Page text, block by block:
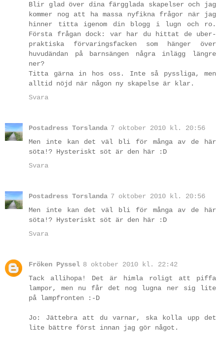
Blir glad över dina färgglada skapelser och jag
kommer nog att ha massa nyfikna frågor när jag
hinner titta igenom din blogg i lugn och ro.
Första frågan dock: var har du hittat de uber-
praktiska förvaringsfacken som hänger över
huvudändan på barnsängen några inlägg längre
ner?
Titta gärna in hos oss. Inte så pyssliga, men
alltid nöjd när någon ny skapelse är klar.
Svara
Postadress Torslanda 7 oktober 2010 kl. 20:56
Men inte kan det väl bli för många av de här
söta!? Hysteriskt söt är den här :D
Svara
Postadress Torslanda 7 oktober 2010 kl. 20:56
Men inte kan det väl bli för många av de här
söta!? Hysteriskt söt är den här :D
Svara
Fröken Pyssel 8 oktober 2010 kl. 22:42
Tack allihopa! Det är himla roligt att piffa
lampor, men nu får det nog lugna ner sig lite
på lampfronten :-D
Jo: Jättebra att du varnar, ska kolla upp det
lite bättre först innan jag gör något.